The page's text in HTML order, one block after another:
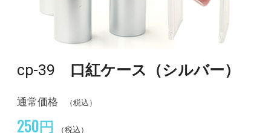
cp-39 口紅ケース（シルバー）
通常価格 （税込）
250円 （税込）